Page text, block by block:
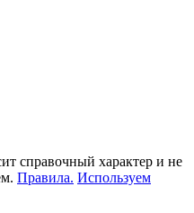
справочный характер и не
Правила. Используем